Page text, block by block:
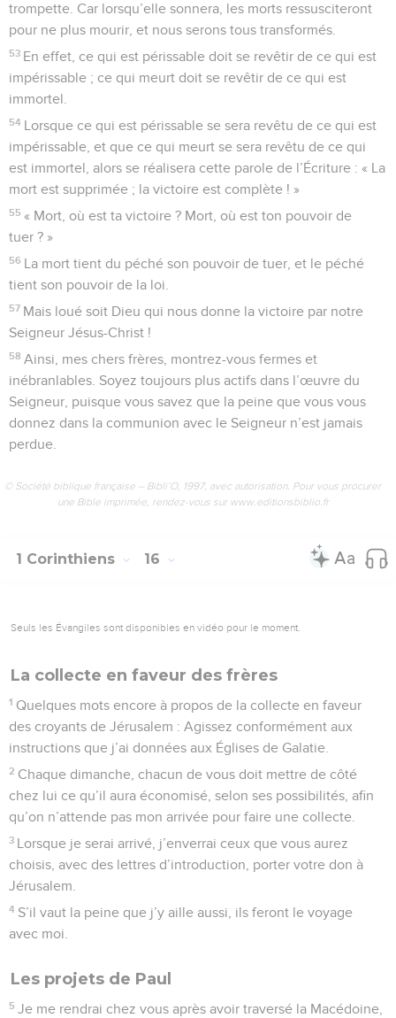
trompette. Car lorsqu’elle sonnera, les morts ressusciteront
pour ne plus mourir, et nous serons tous transformés.
53 En effet, ce qui est périssable doit se revêtir de ce qui est
impérissable ; ce qui meurt doit se revêtir de ce qui est
immortel.
54 Lorsque ce qui est périssable se sera revêtu de ce qui est
impérissable, et que ce qui meurt se sera revêtu de ce qui
est immortel, alors se réalisera cette parole de l’Écriture : « La
mort est supprimée ; la victoire est complète ! »
55 « Mort, où est ta victoire ? Mort, où est ton pouvoir de
tuer ? »
56 La mort tient du péché son pouvoir de tuer, et le péché
tient son pouvoir de la loi.
57 Mais loué soit Dieu qui nous donne la victoire par notre
Seigneur Jésus-Christ !
58 Ainsi, mes chers frères, montrez-vous fermes et
inébranlables. Soyez toujours plus actifs dans l’œuvre du
Seigneur, puisque vous savez que la peine que vous vous
donnez dans la communion avec le Seigneur n’est jamais
perdue.
© Société biblique française – Bibli’O, 1997, avec autorisation. Pour vous procurer
une Bible imprimée, rendez-vous sur www.editionsbiblio.fr
1 Corinthiens 16
Seuls les Évangiles sont disponibles en vidéo pour le moment.
La collecte en faveur des frères
1 Quelques mots encore à propos de la collecte en faveur
des croyants de Jérusalem : Agissez conformément aux
instructions que j’ai données aux Églises de Galatie.
2 Chaque dimanche, chacun de vous doit mettre de côté
chez lui ce qu’il aura économisé, selon ses possibilités, afin
qu’on n’attende pas mon arrivée pour faire une collecte.
3 Lorsque je serai arrivé, j’enverrai ceux que vous aurez
choisis, avec des lettres d’introduction, porter votre don à
Jérusalem.
4 S’il vaut la peine que j’y aille aussi, ils feront le voyage
avec moi.
Les projets de Paul
5 Je me rendrai chez vous après avoir traversé la Macédoine,